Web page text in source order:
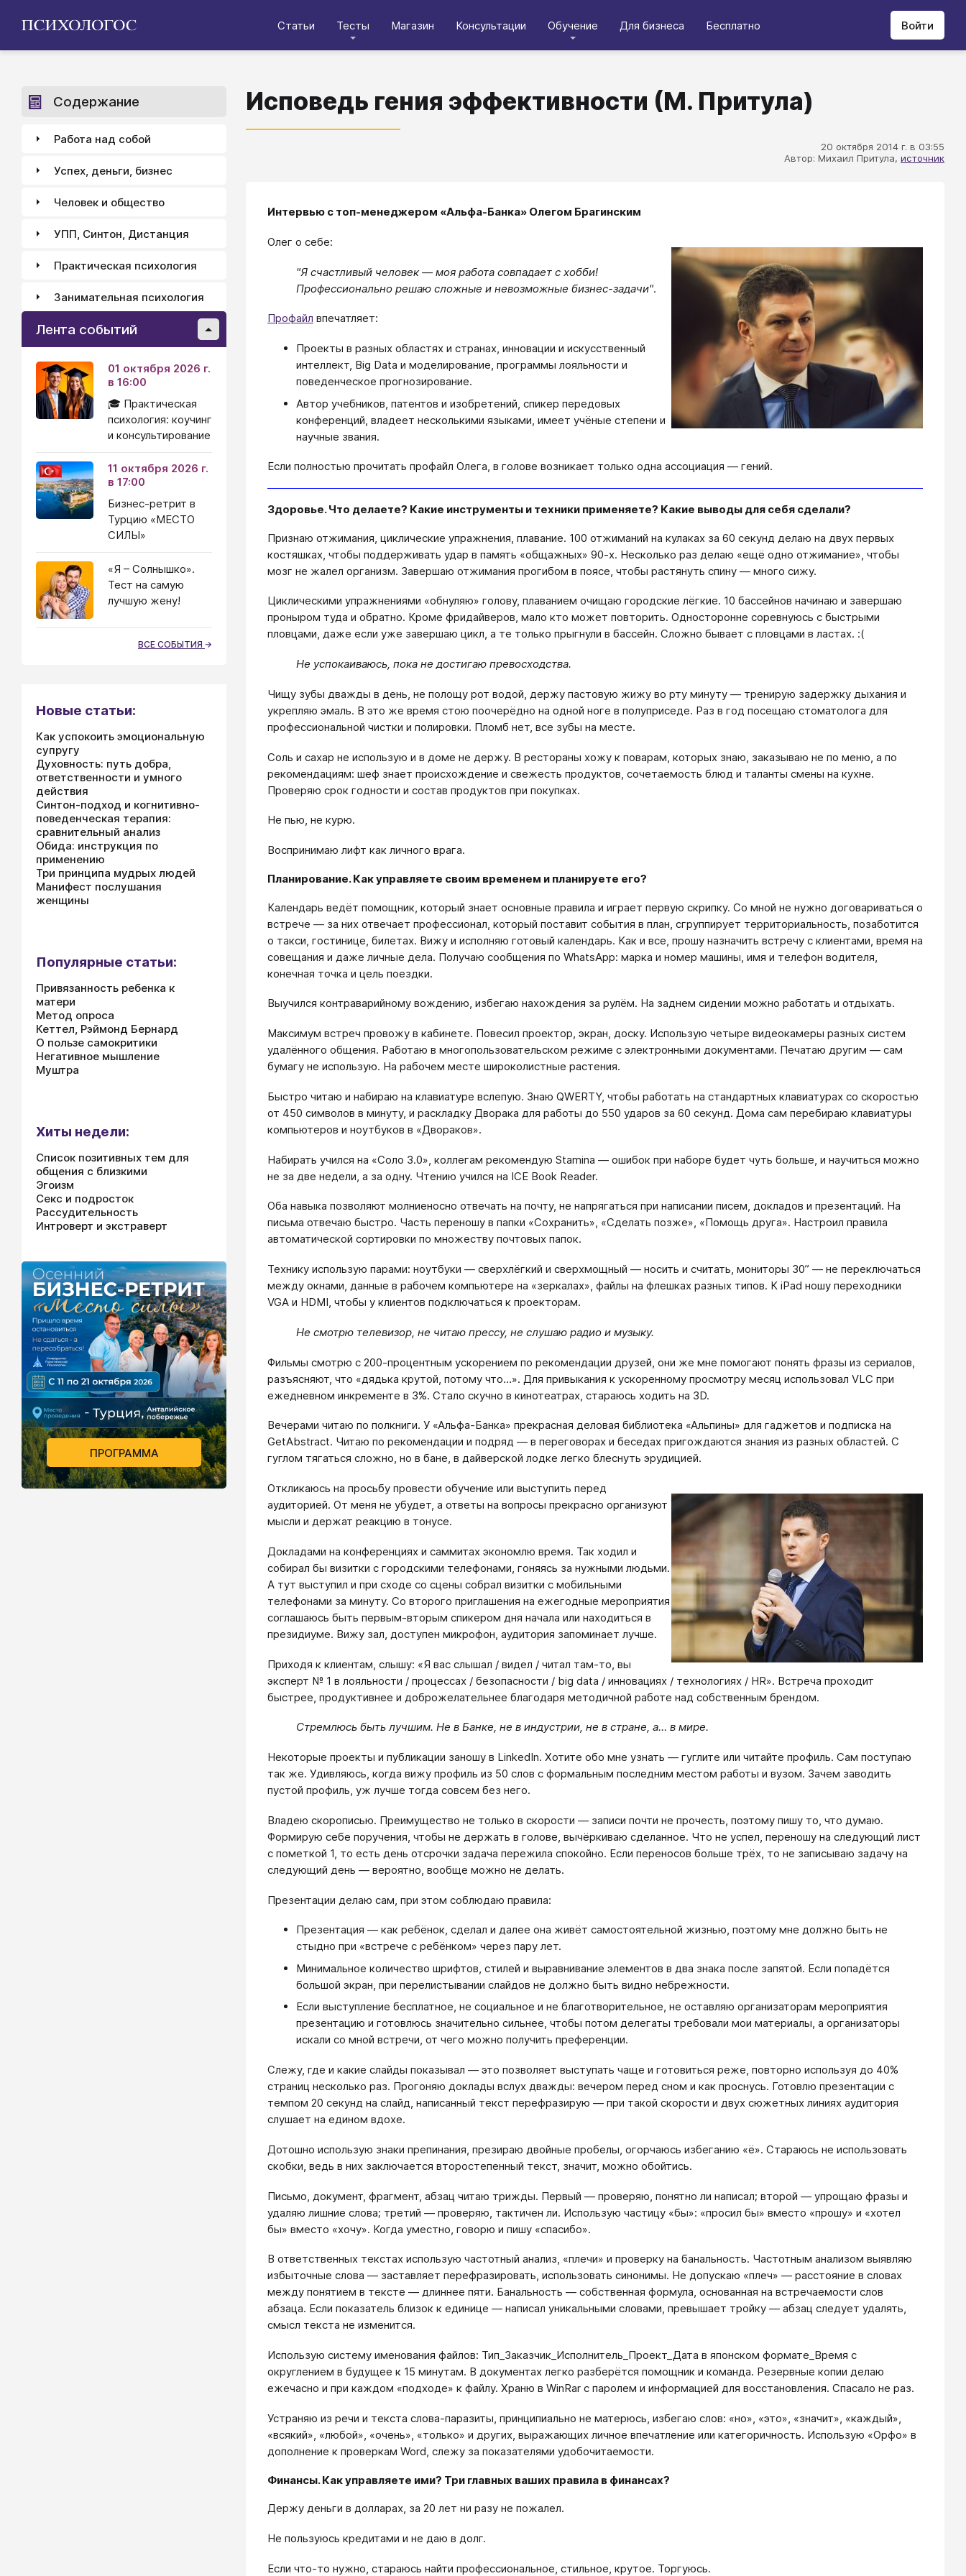
Статьи Тесты Магазин Консультации Обучение Для бизнеса Бесплатно Войти
Исповедь гения эффективности (М. Притула)
20 октября 2014 г. в 03:55
Автор: Михаил Притула, источник
Интервью с топ-менеджером «Альфа-Банка» Олегом Брагинским
​Олег о себе:
"Я счастливый человек — моя работа совпадает с хобби!
Профессионально решаю сложные и невозможные бизнес-задачи".
Профайл впечатляет:
Проекты в разных областях и странах, инновации и искусственный
интеллект, Big Data и моделирование, программы лояльности и
поведенческое прогнозирование.
Автор учебников, патентов и изобретений, спикер передовых
конференций, владеет несколькими языками, имеет учёные степени и
научные звания.
Если полностью прочитать профайл Олега, в голове возникает только одна ассоциация — гений.
Здоровье. Что делаете? Какие инструменты и техники применяете? Какие выводы для себя сделали?
Признаю отжимания, циклические упражнения, плавание. 100 отжиманий на кулаках за 60 секунд делаю на двух первых
костяшках, чтобы поддерживать удар в память «общажных» 90-х. Несколько раз делаю «ещё одно отжимание», чтобы
мозг не жалел организм. Завершаю отжимания прогибом в поясе, чтобы растянуть спину — много сижу.
Циклическими упражнениями «обнуляю» голову, плаванием очищаю городские лёгкие. 10 бассейнов начинаю и завершаю
проныром туда и обратно. Кроме фридайверов, мало кто может повторить. Односторонне соревнуюсь с быстрыми
пловцами, даже если уже завершаю цикл, а те только прыгнули в бассейн. Сложно бывает с пловцами в ластах. :(
Не успокаиваюсь, пока не достигаю превосходства.
Чищу зубы дважды в день, не полощу рот водой, держу пастовую жижу во рту минуту — тренирую задержку дыхания и
укрепляю эмаль. В это же время стою поочерёдно на одной ноге в полуприседе. Раз в год посещаю стоматолога для
профессиональной чистки и полировки. Пломб нет, все зубы на месте.
Соль и сахар не использую и в доме не держу. В рестораны хожу к поварам, которых знаю, заказываю не по меню, а по
рекомендациям: шеф знает происхождение и свежесть продуктов, сочетаемость блюд и таланты смены на кухне.
Проверяю срок годности и состав продуктов при покупках.
Не пью, не курю.
Воспринимаю лифт как личного врага.
Планирование. Как управляете своим временем и планируете его?
Календарь ведёт помощник, который знает основные правила и играет первую скрипку. Со мной не нужно договариваться о
встрече — за них отвечает профессионал, который поставит события в план, сгруппирует территориальность, позаботится
о такси, гостинице, билетах. Вижу и исполняю готовый календарь. Как и все, прошу назначить встречу с клиентами, время на
совещания и даже личные дела. Получаю сообщения по WhatsApp: марка и номер машины, имя и телефон водителя,
конечная точка и цель поездки.
Выучился контраварийному вождению, избегаю нахождения за рулём. На заднем сидении можно работать и отдыхать.
Максимум встреч провожу в кабинете. Повесил проектор, экран, доску. Использую четыре видеокамеры разных систем
удалённого общения. Работаю в многопользовательском режиме с электронными документами. Печатаю другим — сам
бумагу не использую. На рабочем месте широколистные растения.
Быстро читаю и набираю на клавиатуре вслепую. Знаю QWERTY, чтобы работать на стандартных клавиатурах со скоростью
от 450 символов в минуту, и раскладку Дворака для работы до 550 ударов за 60 секунд. Дома сам перебираю клавиатуры
компьютеров и ноутбуков в «Двораков».
Набирать учился на «Соло 3.0», коллегам рекомендую Stamina — ошибок при наборе будет чуть больше, и научиться можно
не за две недели, а за одну. Чтению учился на ICE Book Reader.
Оба навыка позволяют молниеносно отвечать на почту, не напрягаться при написании писем, докладов и презентаций. На
письма отвечаю быстро. Часть переношу в папки «Сохранить», «Сделать позже», «Помощь друга». Настроил правила
автоматической сортировки по множеству почтовых папок.
Технику использую парами: ноутбуки — сверхлёгкий и сверхмощный — носить и считать, мониторы 30” — не переключаться
между окнами, данные в рабочем компьютере на «зеркалах», файлы на флешках разных типов. К iPad ношу переходники
VGA и HDMI, чтобы у клиентов подключаться к проекторам.
Не смотрю телевизор, не читаю прессу, не слушаю радио и музыку.
Фильмы смотрю с 200-процентным ускорением по рекомендации друзей, они же мне помогают понять фразы из сериалов,
разъясняют, что «дядька крутой, потому что…». Для привыкания к ускоренному просмотру месяц использовал VLC при
ежедневном инкременте в 3%. Стало скучно в кинотеатрах, стараюсь ходить на 3D.
Вечерами читаю по полкниги. У «Альфа-Банка» прекрасная деловая библиотека «Альпины» для гаджетов и подписка на
GetAbstract. Читаю по рекомендации и подряд — в переговорах и беседах пригождаются знания из разных областей. С
гуглом тягаться сложно, но в бане, в дайверской лодке легко блеснуть эрудицией.
Откликаюсь на просьбу провести обучение или выступить перед
аудиторией. От меня не убудет, а ответы на вопросы прекрасно организуют
мысли и держат реакцию в тонусе.
Докладами на конференциях и саммитах экономлю время. Так ходил и
собирал бы визитки с городскими телефонами, гоняясь за нужными людьми.
А тут выступил и при сходе со сцены собрал визитки с мобильными
телефонами за минуту. Со второго приглашения на ежегодные мероприятия
соглашаюсь быть первым-вторым спикером дня начала или находиться в
президиуме. Вижу зал, доступен микрофон, аудитория запоминает лучше.
Приходя к клиентам, слышу: «Я вас слышал / видел / читал там-то, вы
эксперт № 1 в лояльности / процессах / безопасности / big data / инновациях / технологиях / HR». Встреча проходит
быстрее, продуктивнее и доброжелательнее благодаря методичной работе над собственным брендом.
Стремлюсь быть лучшим. Не в Банке, не в индустрии, не в стране, а… в мире.
Некоторые проекты и публикации заношу в LinkedIn. Хотите обо мне узнать — гуглите или читайте профиль. Сам поступаю
так же. Удивляюсь, когда вижу профиль из 50 слов с формальным последним местом работы и вузом. Зачем заводить
пустой профиль, уж лучше тогда совсем без него.
Владею скорописью. Преимущество не только в скорости — записи почти не прочесть, поэтому пишу то, что думаю.
Формирую себе поручения, чтобы не держать в голове, вычёркиваю сделанное. Что не успел, переношу на следующий лист
с пометкой 1, то есть день отсрочки задача пережила спокойно. Если переносов больше трёх, то не записываю задачу на
следующий день — вероятно, вообще можно не делать.
Презентации делаю сам, при этом соблюдаю правила:
Презентация — как ребёнок, сделал и далее она живёт самостоятельной жизнью, поэтому мне должно быть не
стыдно при «встрече с ребёнком» через пару лет.
Минимальное количество шрифтов, стилей и выравнивание элементов в два знака после запятой. Если попадётся
большой экран, при перелистывании слайдов не должно быть видно небрежности.
Если выступление бесплатное, не социальное и не благотворительное, не оставляю организаторам мероприятия
презентацию и готовлюсь значительно сильнее, чтобы потом делегаты требовали мои материалы, а организаторы
искали со мной встречи, от чего можно получить преференции.
Слежу, где и какие слайды показывал — это позволяет выступать чаще и готовиться реже, повторно используя до 40%
страниц несколько раз. Прогоняю доклады вслух дважды: вечером перед сном и как проснусь. Готовлю презентации с
темпом 20 секунд на слайд, написанный текст перефразирую — при такой скорости и двух сюжетных линиях аудитория
слушает на едином вдохе.
Дотошно использую знаки препинания, презираю двойные пробелы, огорчаюсь избеганию «ё». Стараюсь не использовать
скобки, ведь в них заключается второстепенный текст, значит, можно обойтись.
Письмо, документ, фрагмент, абзац читаю трижды. Первый — проверяю, понятно ли написал; второй — упрощаю фразы и
удаляю лишние слова; третий — проверяю, тактичен ли. Использую частицу «бы»: «просил бы» вместо «прошу» и «хотел
бы» вместо «хочу». Когда уместно, говорю и пишу «спасибо».
В ответственных текстах использую частотный анализ, «плечи» и проверку на банальность. Частотным анализом выявляю
избыточные слова — заставляет перефразировать, использовать синонимы. Не допускаю «плеч» — расстояние в словах
между понятием в тексте — длиннее пяти. Банальность — собственная формула, основанная на встречаемости слов
абзаца. Если показатель близок к единице — написал уникальными словами, превышает тройку — абзац следует удалять,
смысл текста не изменится.
Использую систему именования файлов: Тип_Заказчик_Исполнитель_Проект_Дата в японском формате_Время с
округлением в будущее к 15 минутам. В документах легко разберётся помощник и команда. Резервные копии делаю
ежечасно и при каждом «подходе» к файлу. Храню в WinRar с паролем и информацией для восстановления. Спасало не раз.
Устраняю из речи и текста слова-паразиты, принципиально не матерюсь, избегаю слов: «но», «это», «значит», «каждый»,
«всякий», «любой», «очень», «только» и других, выражающих личное впечатление или категоричность. Использую «Орфо» в
дополнение к проверкам Word, слежу за показателями удобочитаемости.
Финансы. Как управляете ими? Три главных ваших правила в финансах?
Держу деньги в долларах, за 20 лет ни разу не пожалел.
Не пользуюсь кредитами и не даю в долг.
Если что-то нужно, стараюсь найти профессиональное, стильное, крутое. Торгуюсь.
Содержание
Работа над собой
Успех, деньги, бизнес
Человек и общество
УПП, Синтон, Дистанция
Практическая психология
Занимательная психология
Лента событий
01 октября 2026 г.
в 16:00
🎓 Практическая
психология: коучинг
и консультирование
11 октября 2026 г.
в 17:00
Бизнес-ретрит в
Турцию «МЕСТО
СИЛЫ»
«Я – Солнышко».
Тест на самую
лучшую жену!
ВСЕ СОБЫТИЯ
Новые статьи:
Как успокоить эмоциональную
супругу
Духовность: путь добра,
ответственности и умного
действия
Синтон-подход и когнитивно-
поведенческая терапия:
сравнительный анализ
Обида: инструкция по
применению
Три принципа мудрых людей
Манифест послушания
женщины
Популярные статьи:
Привязанность ребенка к
матери
Метод опроса
Кеттел, Рэймонд Бернард
О пользе самокритики
Негативное мышление
Муштра
Хиты недели:
Список позитивных тем для
общения с близкими
Эгоизм
Секс и подросток
Рассудительность
Интроверт и экстраверт
ПРОГРАММА